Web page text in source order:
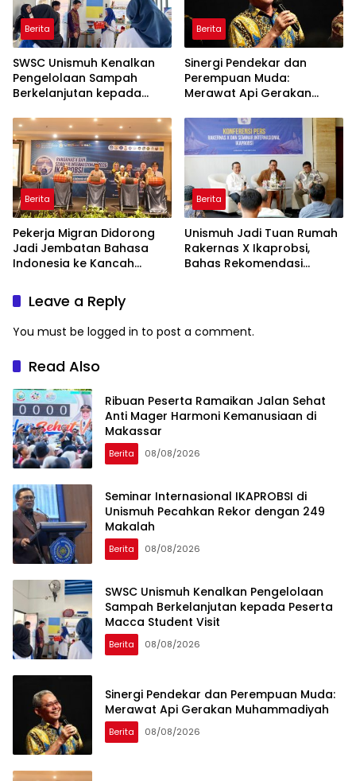
Berita
SWSC Unismuh Kenalkan
Pengelolaan Sampah
Berkelanjutan kepada
Visit
Berita
Sinergi Pendekar dan
Perempuan Muda:
Merawat Api Gerakan
Berita
Pekerja Migran Didorong
Jadi Jembatan Bahasa
Indonesia ke Kancah
Berita
Unismuh Jadi Tuan Rumah
Rakernas X Ikaprobsi,
Bahas Rekomendasi
Leave a Reply
You must be logged in to post a comment.
Read Also
Ribuan Peserta Ramaikan Jalan Sehat
Anti Mager Harmoni Kemanusiaan di
Makassar
Berita 08/08/2026
Seminar Internasional IKAPROBSI di
Unismuh Pecahkan Rekor dengan 249
Makalah
Berita 08/08/2026
SWSC Unismuh Kenalkan Pengelolaan
Sampah Berkelanjutan kepada Peserta
Macca Student Visit
Berita 08/08/2026
Sinergi Pendekar dan Perempuan Muda:
Merawat Api Gerakan Muhammadiyah
Berita 08/08/2026